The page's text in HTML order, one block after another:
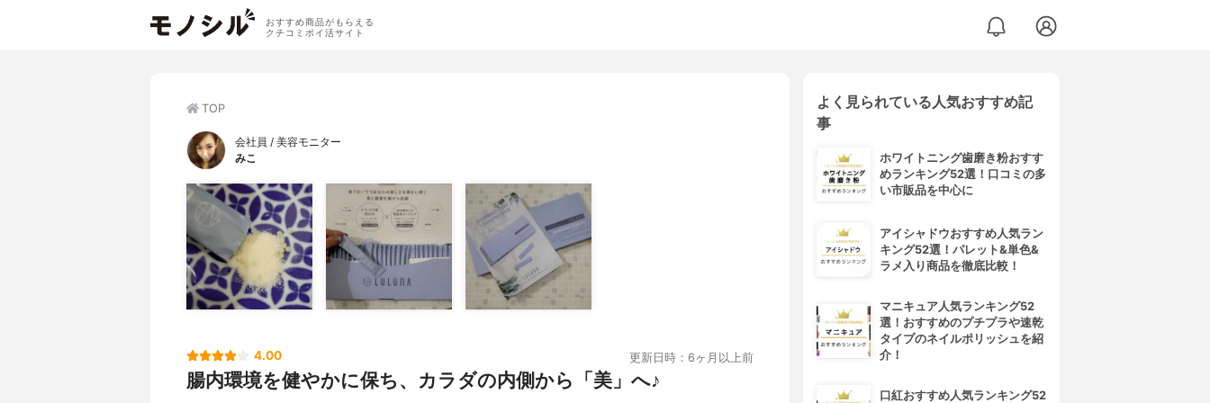
おすすめ商品がもらえる
クチコミポイ活サイト
TOP
会社員 / 美容モニター
みこ
4.00 更新日時：6ヶ月以上前
腸内環境を健やかに保ち、カラダの内側から「美」へ♪
よく見られている人気おすすめ記
事
ホワイトニング歯磨き粉おすす
めランキング52選！口コミの多
い市販品を中心に
アイシャドウおすすめ人気ラン
キング52選！パレット&単色&
ラメ入り商品を徹底比較！
マニキュア人気ランキング52
選！おすすめのプチプラや速乾
タイプのネイルポリッシュを紹
介！
口紅おすすめ人気ランキング52